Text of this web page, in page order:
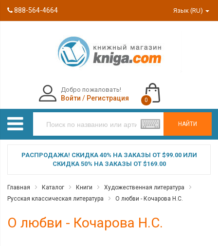
888-564-4664 Язык (RU)
НАЙТИ
Добро пожаловать!
Войти / Регистрация 0
РАСПРОДАЖА! СКИДКА 40% НА ЗАКАЗЫ ОТ $99.00 ИЛИ
СКИДКА 50% НА ЗАКАЗЫ ОТ $169.00
Главная Каталог Книги
Художественная литература
Русская классическая литература
О любви - Кочарова Н.С.
О любви - Кочарова Н.С.